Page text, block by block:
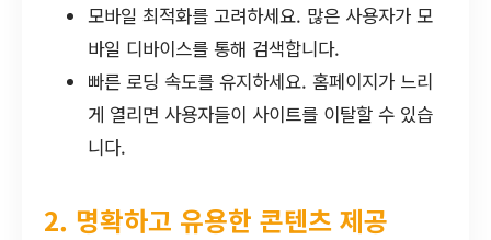
모바일 최적화를 고려하세요. 많은 사용자가 모
바일 디바이스를 통해 검색합니다.
빠른 로딩 속도를 유지하세요. 홈페이지가 느리
게 열리면 사용자들이 사이트를 이탈할 수 있습
니다.
2. 명확하고 유용한 콘텐츠 제공